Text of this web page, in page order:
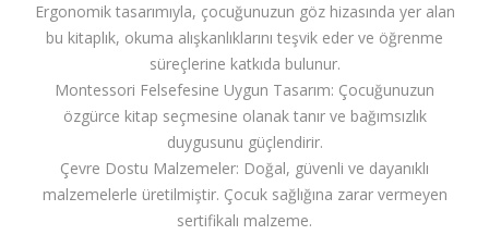
Ergonomik tasarımıyla, çocuğunuzun göz hizasında yer alan
bu kitaplık, okuma alışkanlıklarını teşvik eder ve öğrenme
süreçlerine katkıda bulunur.
Montessori Felsefesine Uygun Tasarım: Çocuğunuzun
özgürce kitap seçmesine olanak tanır ve bağımsızlık
duygusunu güçlendirir.
Çevre Dostu Malzemeler: Doğal, güvenli ve dayanıklı
malzemelerle üretilmiştir. Çocuk sağlığına zarar vermeyen
sertifikalı malzeme.